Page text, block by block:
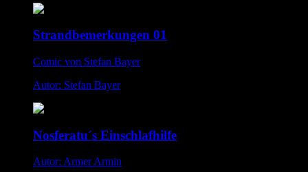
Strandbemerkungen 01
Comic von Stefan Bayer
Autor: Stefan Bayer
Nosferatu´s Einschlafhilfe
Autor: Armer Armin